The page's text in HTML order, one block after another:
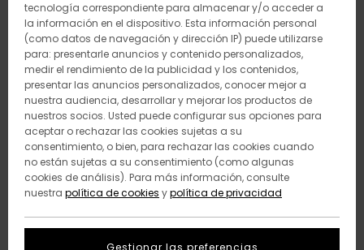
tecnología correspondiente para almacenar y/o acceder a
la información en el dispositivo. Esta información personal
(como datos de navegación y dirección IP) puede utilizarse
para: presentarle anuncios y contenido personalizados,
medir el rendimiento de la publicidad y los contenidos,
presentar las anuncios personalizados, conocer mejor a
nuestra audiencia, desarrollar y mejorar los productos de
nuestros socios. Usted puede configurar sus opciones para
aceptar o rechazar las cookies sujetas a su
consentimiento, o bien, para rechazar las cookies cuando
no están sujetas a su consentimiento (como algunas
cookies de análisis). Para más información, consulte
nuestra política de cookies ypolítica de privacidad
Gestionar las preferencias